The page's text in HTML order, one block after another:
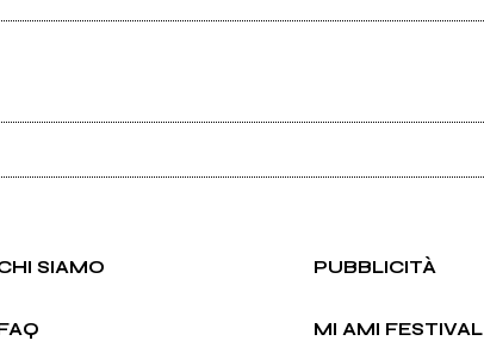
SIAMO PUBBLICITÀ
MI AMI FESTIVAL